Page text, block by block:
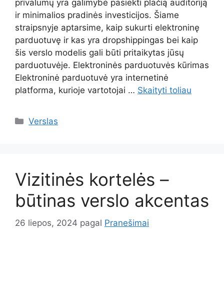
privalumų yra galimybė pasiekti plačią auditoriją
ir minimalios pradinės investicijos. Šiame
straipsnyje aptarsime, kaip sukurti elektroninę
parduotuvę ir kas yra dropshippingas bei kaip
šis verslo modelis gali būti pritaikytas jūsų
parduotuvėje. Elektroninės parduotuvės kūrimas
Elektroninė parduotuvė yra internetinė
platforma, kurioje vartotojai … Skaityti toliau
Kategorijos
Verslas
Vizitinės kortelės –
būtinas verslo akcentas
26 liepos, 2024 pagal Pranešimai